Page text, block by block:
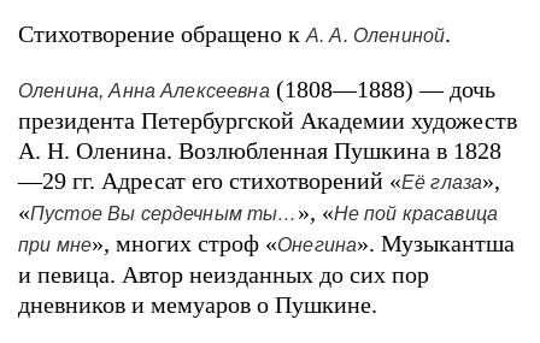
Стихотворение обращено к А. А. Олениной.
Оленина, Анна Алексеевна (1808—1888) — дочь
президента Петербургской Академии художеств
А. Н. Оленина. Возлюбленная Пушкина в 1828
—29 гг. Адресат его стихотворений «Её глаза»,
«Пустое Вы сердечным ты… », «Не пой красавица
при мне», многих строф «Онегина». Музыкантша
и певица. Автор неизданных до сих пор
дневников и мемуаров о Пушкине.